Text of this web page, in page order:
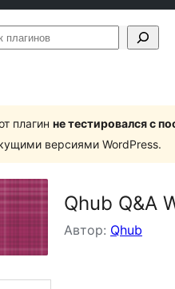
плагин не тестировался с
версиями WordPress.
Qhub Q&A
Автор: Qhub